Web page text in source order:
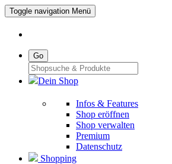
Toggle navigation Menü
Go
Dein Shop
Infos & Features
Shop eröffnen
Shop verwalten
Premium
Datenschutz
Shopping